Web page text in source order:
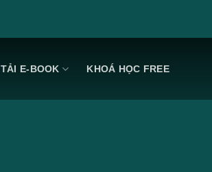
TẢI E-BOOK KHOÁ HỌC FREE